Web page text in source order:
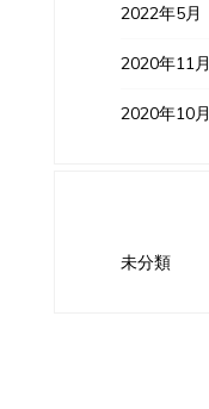
2022年5月
2020年11月
2020年10月
未分類